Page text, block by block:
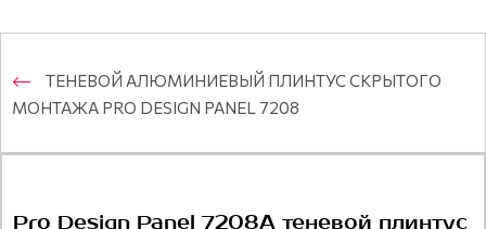
ТЕНЕВОЙ АЛЮМИНИЕВЫЙ ПЛИНТУС СКРЫТОГО
МОНТАЖА PRO DESIGN PANEL 7208
Pro Design Panel 7208A теневой плинтус